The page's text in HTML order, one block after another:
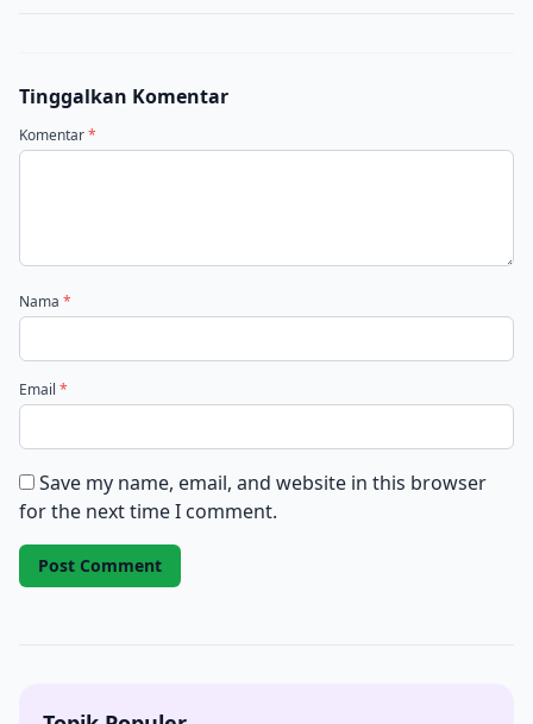
Tinggalkan Komentar
Komentar*
Nama *
Email *
Save my name, email, and website in this browser
for the next time I comment.